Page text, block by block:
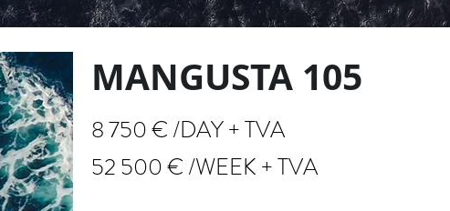
8 750 € /DAY + TVA
52 500 € /WEEK + TVA
MANGUSTA 105